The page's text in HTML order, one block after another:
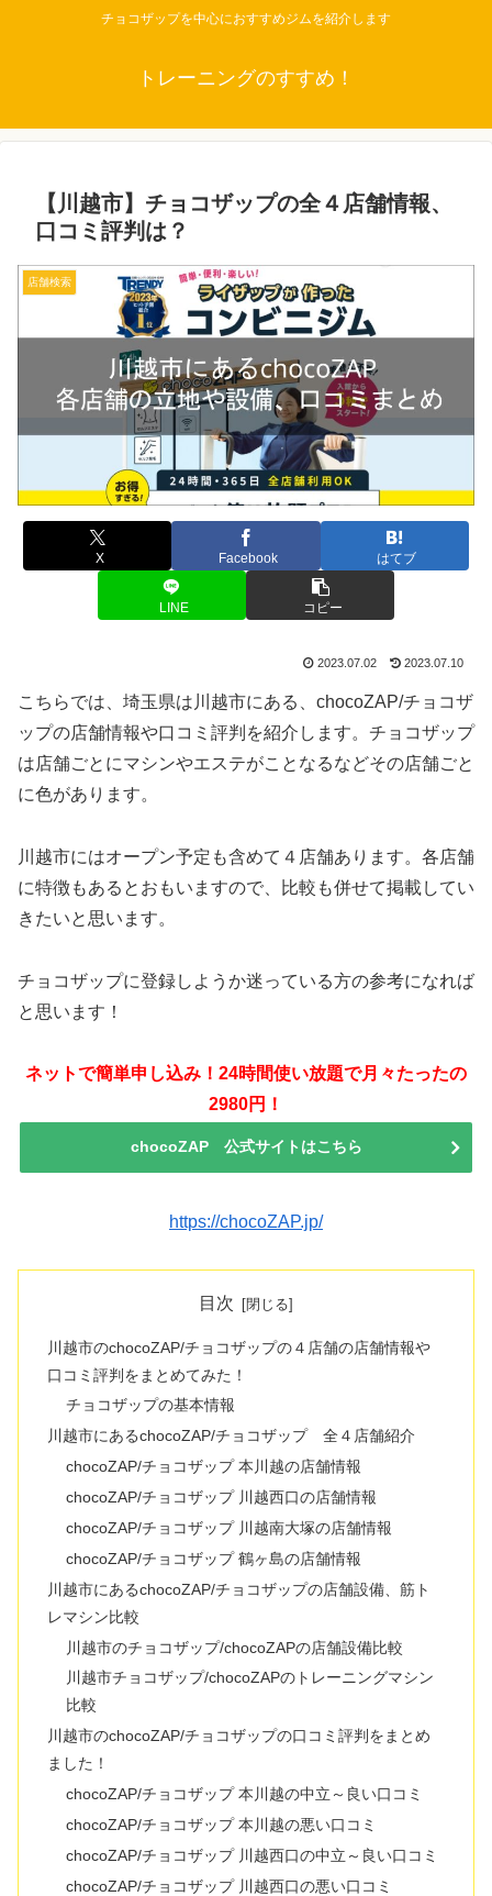
チョコザップを中心におすすめジムを紹介します
トレーニングのすすめ！
【川越市】チョコザップの全４店舗情報、
口コミ評判は？
店舗検索
X Facebook はてブ
LINE コピー
2023.07.02 2023.07.10
こちらでは、埼玉県は川越市にある、chocoZAP/チョコザ
ップの店舗情報や口コミ評判を紹介します。チョコザップ
は店舗ごとにマシンやエステがことなるなどその店舗ごと
に色があります。
川越市にはオープン予定も含めて４店舗あります。各店舗
に特徴もあるとおもいますので、比較も併せて掲載してい
きたいと思います。
チョコザップに登録しようか迷っている方の参考になれば
と思います！
ネットで簡単申し込み！24時間使い放題で月々たったの
2980円！
chocoZAP 公式サイトはこちら
https://chocoZAP.jp/
目次
川越市のchocoZAP/チョコザップの４店舗の店舗情報や
口コミ評判をまとめてみた！
チョコザップの基本情報
川越市にあるchocoZAP/チョコザップ 全４店舗紹介
chocoZAP/チョコザップ 本川越の店舗情報
chocoZAP/チョコザップ 川越西口の店舗情報
chocoZAP/チョコザップ 川越南大塚の店舗情報
chocoZAP/チョコザップ 鶴ヶ島の店舗情報
川越市にあるchocoZAP/チョコザップの店舗設備、筋ト
レマシン比較
川越市のチョコザップ/chocoZAPの店舗設備比較
川越市チョコザップ/chocoZAPのトレーニングマシン
比較
川越市のchocoZAP/チョコザップの口コミ評判をまとめ
ました！
chocoZAP/チョコザップ 本川越の中立～良い口コミ
chocoZAP/チョコザップ 本川越の悪い口コミ
chocoZAP/チョコザップ 川越西口の中立～良い口コミ
chocoZAP/チョコザップ 川越西口の悪い口コミ